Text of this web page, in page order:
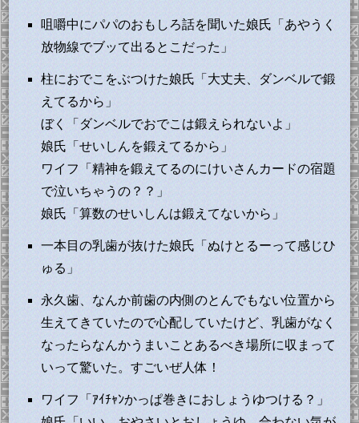
咀嚼中にパパのおもしろ話を聞いた娘氏「あやうく
放物線でブッて出るとこだった」
柱におでこをぶつけた娘氏「大丈夫、ダンベルで鍛
えてるから」
ぼく「ダンベルでおでこは鍛えられないよ」
娘氏「せいしんを鍛えてるから」
ワイフ「精神を鍛えてるのにけいさんカードの宿題
で泣いちゃうの？？」
娘氏「算数のせいしんは鍛えてないから」
一本目の乳歯が抜けた娘氏「ぬけとるーって感じひ
ゅる」
永久歯、なんか前歯の内側のとんでもない位置から
生えてきていたので心配していたけど、乳歯がなく
なったらなんかうまいことあるべき場所に収まって
いって驚いた。すごいぜ人体！
ワイフ「ｱｲﾁｬﾝかっぱ巻きにおしょうゆつける？」